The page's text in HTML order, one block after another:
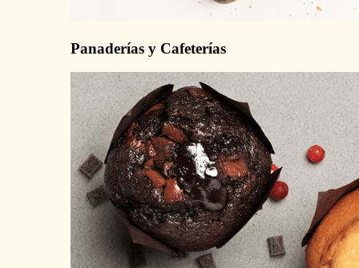
Panaderías y Cafeterías